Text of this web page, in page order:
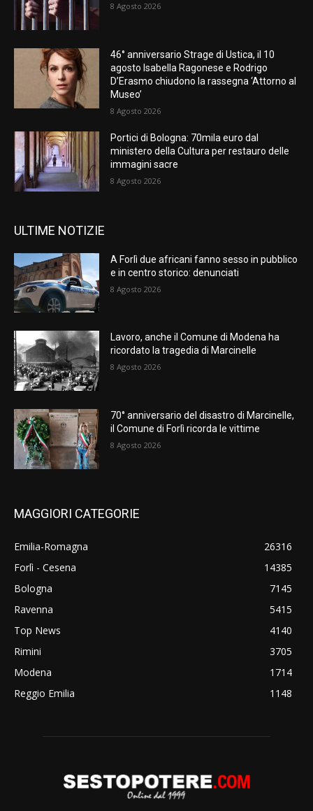
8 Agosto 2026
46° anniversario Strage di Ustica, il 10
agosto Isabella Ragonese e Rodrigo
D’Erasmo chiudono la rassegna ‘Attorno al
Museo’
8 Agosto 2026
Portici di Bologna: 70mila euro dal
ministero della Cultura per restauro delle
immagini sacre
8 Agosto 2026
ULTIME NOTIZIE
A Forlì due africani fanno sesso in pubblico
e in centro storico: denunciati
8 Agosto 2026
Lavoro, anche il Comune di Modena ha
ricordato la tragedia di Marcinelle
8 Agosto 2026
70° anniversario del disastro di Marcinelle,
il Comune di Forlì ricorda le vittime
8 Agosto 2026
MAGGIORI CATEGORIE
Emilia-Romagna
26316
Forlì - Cesena
14385
Bologna
7145
Ravenna
5415
Top News
4140
Rimini
3705
Modena
1714
Reggio Emilia
1148